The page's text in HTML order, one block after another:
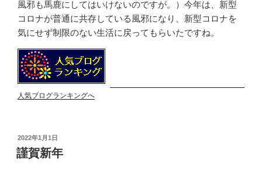
風邪も馬鹿にしてはいけないのですが。）今年は、新型
コロナが普通に共存している風邪になり、新型コロナを
気にせず制限のない生活に戻ってもらいたですね。
人気ブログランキングへ
投
稿
日:
2022年1月1日
謹賀新年